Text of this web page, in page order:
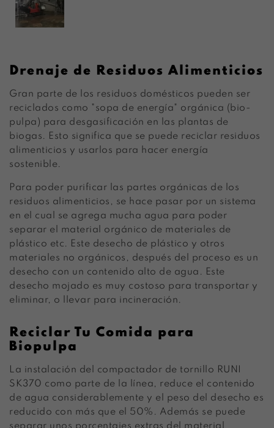
Drenaje de Residuos Alimenticios
Gran parte de los residuos domésticos pueden ser
reciclados como "sopa de energía" orgánica (bio-
pulpa) para desgasificación en las plantas de
biogas. Esto significa que se puede reciclar residuos
alimenticios y usarlos para hacer energía
sostenible.
Para poder purificar las partes orgánicas de los
residuos alimenticios, se hace pasar por un sistema
en el cual se agrega mucha agua para poder
separar el material orgánico de materiales de
plástico etc. Este desecho de plástico y otros
materiales no orgánicos, después del proceso es un
desecho con un contenido alto de agua. Este
desecho mojado es muy costoso para transportar y
eliminar, o llevar para incineración.
Reciclar Tu Comida para
Biopulpa
La instalación del compactador de tornillo RUNI
SK370 como parte de la línea, reduce el contenido
de agua considerablemente y el peso del desecho es
reducido con más que el 50%. Además se puede